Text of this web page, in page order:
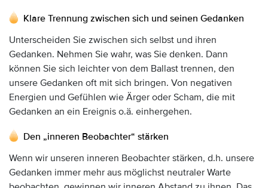
Klare Trennung zwischen sich und seinen Gedanken
Unterscheiden Sie zwischen sich selbst und ihren
Gedanken. Nehmen Sie wahr, was Sie denken. Dann
können Sie sich leichter von dem Ballast trennen, den
unsere Gedanken oft mit sich bringen. Von negativen
Energien und Gefühlen wie Ärger oder Scham, die mit
Gedanken an ein Ereignis o.ä. einhergehen.
Den „inneren Beobachter“ stärken
Wenn wir unseren inneren Beobachter stärken, d.h. unsere
Gedanken immer mehr aus möglichst neutraler Warte